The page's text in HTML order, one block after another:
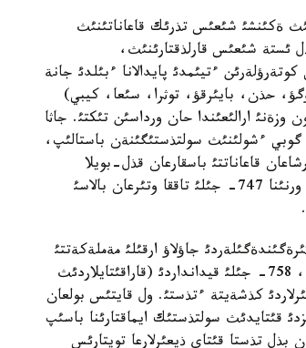
ةكئنشئ شئعئس تذرئك قاعاناتئنئث
ئستة شئعئس قارلذقتارئنئث،
ءتيئمدئ پايدالانا ءبئلدئ جانة
حذن، بايئرقؤ، توثرا، سئعا، كيبي)
وزةنئ ارالئعئندا حان ورداسئن تئكتئ. جاثا
گوبي ءشولئنئث سولتذستئگئنةن باستالئپ،
قاعاناتتئ باسقارعان قذل-بويلا
قئتايمةن بةيبئت قارئم-قاتئناستئ جولعا قويدئ. وسئ ساياساتتئ ونئث ورنئنا 747- جئلئ تاققا وتئرعان بالاسئ
جاؤلاؤ ارقئلئ مةملةكةتتئ
نئعايتپاق بولدئ. 756- جئلئ ولار چيكتةردئ (شةكتئلةردئث بابالارئن)، 758- جئلئ قيدانداردئ (قاراقئتايلاردئث
كذشةيتة ءتذستئ. ول قايتئس بولعان
تذرئكتةر ءتارئزدئ قئتايدئث سولتذستئك ايماقتارئنا باسئپ
بذل تذستا قئتاي ذيعئرلارعا تويتارئس